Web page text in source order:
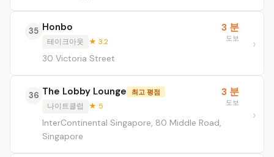
35 Honbo
테이크아웃 ★ 3.2
30 Victoria Street
3 분
도보
36 The Lobby Lounge 최고 평점
나이트클럽 ★ 5
InterContinental Singapore, 80 Middle Road,
Singapore
3 분
도보